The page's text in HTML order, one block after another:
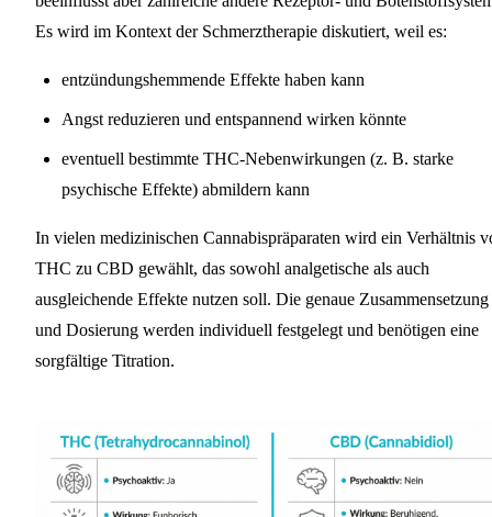
Es wird im Kontext der Schmerztherapie diskutiert, weil es:
entzündungshemmende Effekte haben kann
Angst reduzieren und entspannend wirken könnte
eventuell bestimmte THC-Nebenwirkungen (z. B. starke
psychische Effekte) abmildern kann
In vielen medizinischen Cannabispräparaten wird ein Verhältnis
THC zu CBD gewählt, das sowohl analgetische als auch
ausgleichende Effekte nutzen soll. Die genaue Zusammensetzung
und Dosierung werden individuell festgelegt und benötigen eine
sorgfältige Titration.